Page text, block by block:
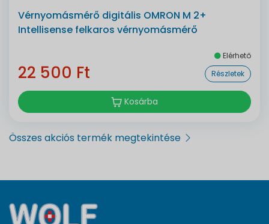
Vérnyomásmérő digitális OMRON M 2+
Intellisense felkaros vérnyomásmérő
Elérhető
22 500 Ft Részletek
Kosárba
Összes akciós termék megtekintése